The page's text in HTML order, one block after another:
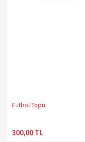
Futbol Topu
300,00 TL